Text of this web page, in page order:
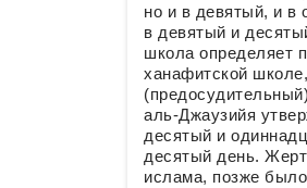
но и в девятый, и в
в девятый и
школа определяет
ханафитской
аль-Джаузийя
десятый и
десятый день.
ислама, позже